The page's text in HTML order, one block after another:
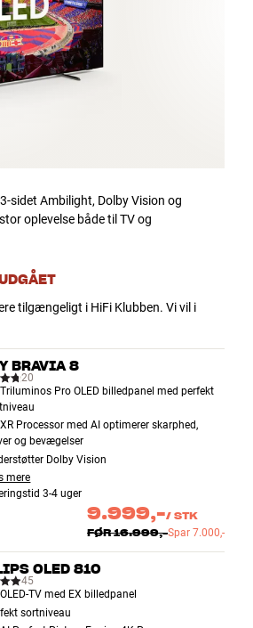
sidet Ambilight, Dolby Vision og
oplevelse både til TV og
tilgængeligt i HiFi Klubben. Vi vil i
BRAVIA 8
20
Pro OLED billedpanel med perfekt
Processor med AI optimerer skarphed,
og bevægelser
Dolby Vision
mere
3-4 uger
9.999,-/ STK
FØR16.999,-Spar 7.000,-
OLED 810
45
TV med EX billedpanel
sortniveau